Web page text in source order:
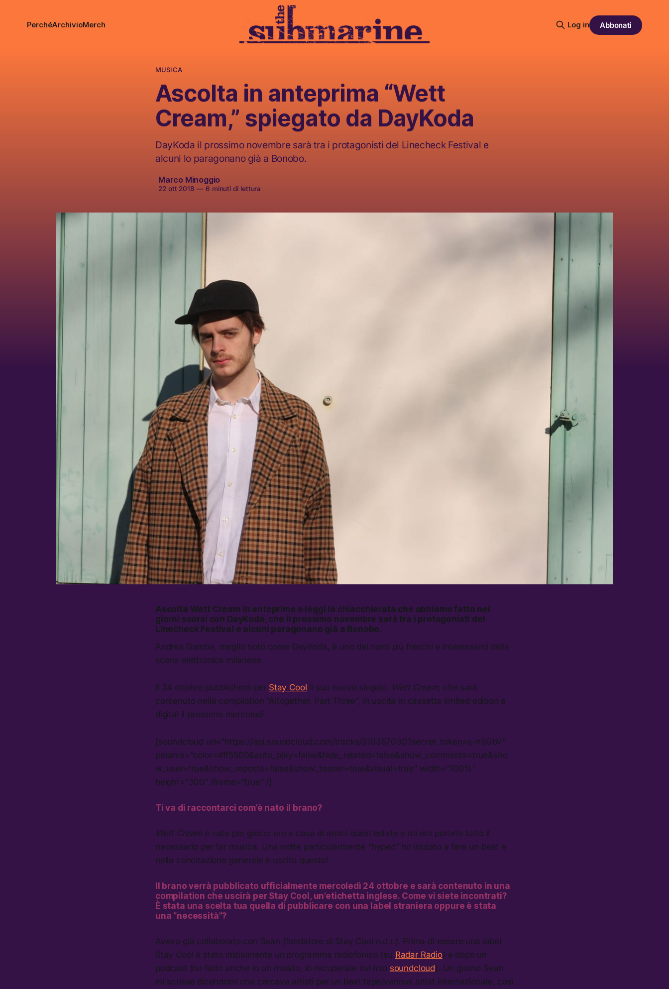
PerchéArchivioMerch Log in Abbonati
MUSICA
Ascolta in anteprima “Wett
Cream,” spiegato da DayKoda
DayKoda il prossimo novembre sarà tra i protagonisti del Linecheck Festival e
alcuni lo paragonano già a Bonobo.
Marco Minoggio
22 ott 2018 —6 minuti di lettura
Ascolta Wett Cream in anteprima e leggi la chiacchierata che abbiamo fatto nei
giorni scorsi con DayKoda, che il prossimo novembre sarà tra i protagonisti del
Linecheck Festival e alcuni paragonano già a Bonobo.
Andrea Gamba, meglio noto come DayKoda, è uno dei nomi più freschi e interessanti della
scena elettronica milanese.
Il 24 ottobre pubblicherà per Stay Cool il suo nuovo singolo, Wett Cream, che sarà
contenuto nella compilation “Altogether, Part Three”, in uscita in cassetta limited edition e
digital il prossimo mercoledì.
[soundcloud url=”https://api.soundcloud.com/tracks/510357030?secret_token=s-n5GbV”
params=”color=#ff5500&auto_play=false&hide_related=false&show_comments=true&sho
w_user=true&show_reposts=false&show_teaser=true&visual=true” width=”100%”
height=”300″ iframe=”true” /]
Ti va di raccontarci com’è nato il brano?
Wett Cream è nata per gioco: ero a casa di amici quest’estate e mi ero portato tutto il
necessario per far musica. Una notte particolarmente “hyped” ho iniziato a fare un beat e
nella concitazione generale è uscito questo!
Il brano verrà pubblicato ufficialmente mercoledì 24 ottobre e sarà contenuto in una
compilation che uscirà per Stay Cool, un’etichetta inglese. Come vi siete incontrati?
È stata una scelta tua quella di pubblicare con una label straniera oppure è stata
una “necessità”?
Avevo già collaborato con Sean (fondatore di Stay Cool n.d.r.). Prima di essere una label
Stay Cool è stato inizialmente un programma radiofonico (su Radar Radio) e dopo un
podcast (ho fatto anche io un mixato, lo recuperate sul mio soundcloud). Un giorno Sean
mi scrisse dicendomi che cercava artisti per un beat tape/various artist internazionale, così